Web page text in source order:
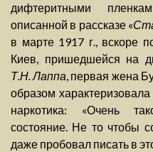
дифтеритными
описанной в рассказе «
в марте 1917 г., вскоре
Киев, пришедшейся на
Т.Н. Лаппа, первая жена
образом
наркотика: «Очень
состояние. Не то чтобы
даже пробовал писать в